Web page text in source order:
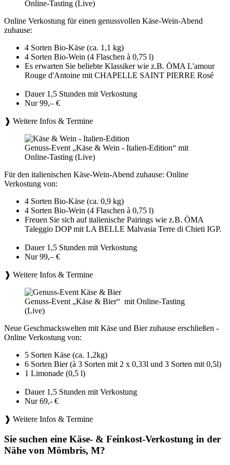
Online-Tasting (Live)
Online Verkostung für einen genussvollen Käse-Wein-Abend
zuhause:
4 Sorten Bio-Käse (ca. 1,1 kg)
4 Sorten Bio-Wein (4 Flaschen à 0,75 l)
Es erwarten Sie beliebte Klassiker wie z.B. ÖMA L'amour
Rouge d'Antoine mit CHAPELLE SAINT PIERRE Rosé
Dauer 1,5 Stunden mit Verkostung
Nur 99,– €
❱ Weitere Infos & Termine
Genuss-Event „Käse & Wein - Italien-Edition“ mit
Online-Tasting (Live)
Für den italienischen Käse-Wein-Abend zuhause: Online
Verkostung von:
4 Sorten Bio-Käse (ca. 0,9 kg)
4 Sorten Bio-Wein (4 Flaschen à 0,75 l)
Freuen Sie sich auf italienische Pairings wie z.B. ÖMA
Taleggio DOP mit LA BELLE Malvasia Terre di Chieti IGP.
Dauer 1,5 Stunden mit Verkostung
Nur 99,– €
❱ Weitere Infos & Termine
Genuss-Event „Käse & Bier“ mit Online-Tasting
(Live)
Neue Geschmackswelten mit Käse und Bier zuhause erschließen -
Online Verkostung von:
5 Sorten Käse (ca. 1,2kg)
6 Sorten Bier (à 3 Sorten mit 2 x 0,33l und 3 Sorten mit 0,5l)
1 Limonade (0,5 l)
Dauer 1,5 Stunden mit Verkostung
Nur 69,- €
❱ Weitere Infos & Termine
Sie suchen eine Käse- & Feinkost-Verkostung in der
Nähe von Mömbris, M?